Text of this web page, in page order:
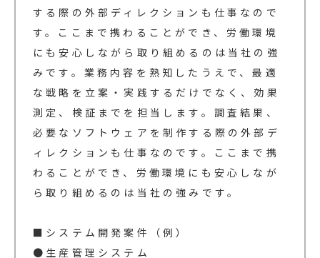
する際の外部ディレクションも仕事なので
す。ここまで携わることができ、労働環境
にも安心しながら取り組めるのは当社の強
みです。業務内容を熟知したうえで、最適
な戦略を立案・実践するだけでなく、効果
測定、検証までを担当します。調査結果、
必要なソフトウェアを制作する際の外部デ
ィレクションも仕事なのです。ここまで携
わることができ、労働環境にも安心しなが
ら取り組めるのは当社の強みです。
■システム開発案件（例）
●生産管理システム